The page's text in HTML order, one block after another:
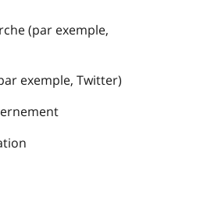
(par exemple,
exemple, Twitter)